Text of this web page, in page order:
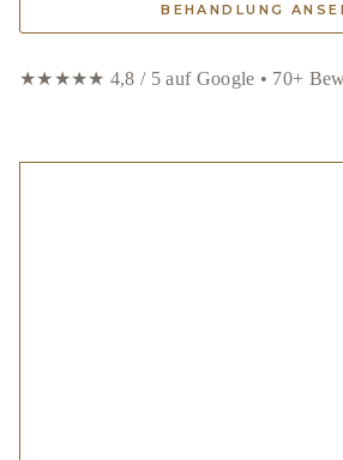
BEHANDLUNG
★★★★★ 4,8 / 5 auf Google • 70+